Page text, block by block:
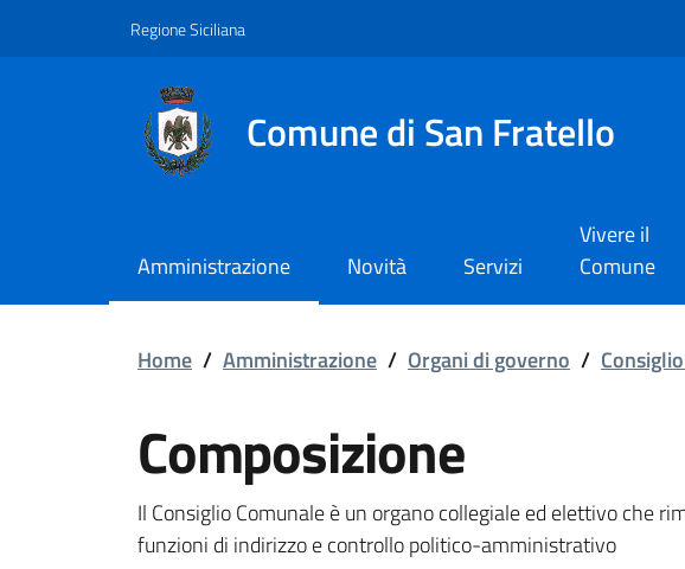
Regione Siciliana
Comune di San Fratello
Amministrazione Novità Servizi
Vivere il
Comune
Composizione
Home / Amministrazione / Organi di governo /
Composizione
Il Consiglio Comunale è un organo collegiale ed elettivo che
funzioni di indirizzo e controllo politico-amministrativo